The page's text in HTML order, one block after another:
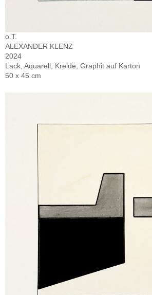
o.T.
ALEXANDER KLENZ
2024
Lack, Aquarell, Kreide, Graphit auf Karton
50 x 45 cm